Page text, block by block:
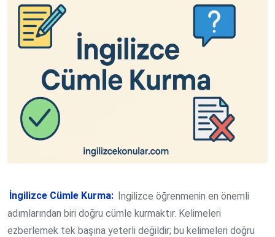
İngilizce Cümle Kurma: İngilizce öğrenmenin en önemli
adımlarından biri doğru cümle kurmaktır. Kelimeleri
ezberlemek tek başına yeterli değildir; bu kelimeleri doğru